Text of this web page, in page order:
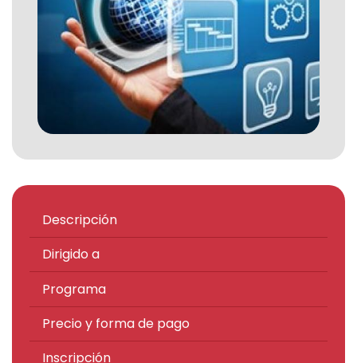
El
evento
Descripción
Dirigido a
Programa
Precio y forma de pago
Inscripción